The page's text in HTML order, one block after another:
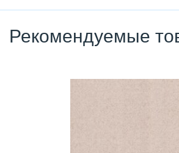
Рекомендуемые